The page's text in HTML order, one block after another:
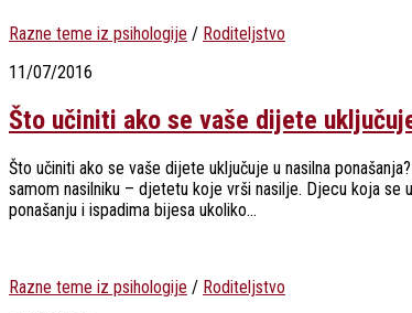
Razne teme iz psihologije / Roditeljstvo
11/07/2016
Što učiniti ako se vaše dijete
Što učiniti ako se vaše dijete uključuje u nasilna
samom nasilniku – djetetu koje vrši nasilje. Djecu koja se
ponašanju i ispadima bijesa ukoliko...
Razne teme iz psihologije / Roditeljstvo